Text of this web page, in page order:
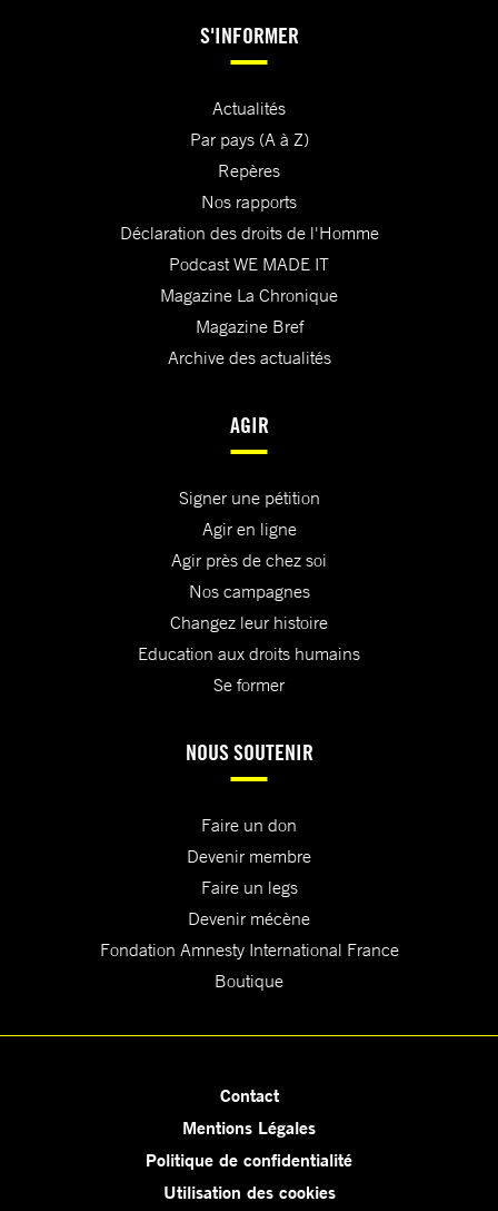
S'INFORMER
Actualités
Par pays (A à Z)
Repères
Nos rapports
Déclaration des droits de l'Homme
Podcast WE MADE IT
Magazine La Chronique
Magazine Bref
Archive des actualités
AGIR
Signer une pétition
Agir en ligne
Agir près de chez soi
Nos campagnes
Changez leur histoire
Education aux droits humains
Se former
NOUS SOUTENIR
Faire un don
Devenir membre
Faire un legs
Devenir mécène
Fondation Amnesty International France
Boutique
Contact
Mentions Légales
Politique de confidentialité
Utilisation des cookies